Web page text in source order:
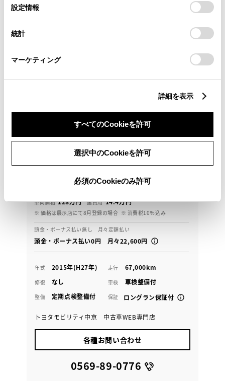
デバイスにすべてのCookie(クッキー)が保存されることに同
意したことになります。Cookie(クッキー)のオプトアウト、
設定の変更、同意を撤回したりするにあたっては、当社の
「Cookie（クッキー）情報の取り扱いについて
」をご覧くだ
設定情報
統計
マーケティング
詳細を表示
すべてのCookieを許可
選択中のCookieを許可
必須のCookieのみ許可
［オンライン商談専門店］全国からのお問合せお待ち
しております。
142.4
車両価格 128万円 諸費用 14.4万円
※ 価格は展示店にて8月登録の場合 ※ 消費税10％込み
頭金・ボーナス払い無し 月々定額払い
頭金・ボーナス払い0円 月々22,600円
年式 2015年(H27年) 走行 67,000km
修復 なし 車検 車検整備付
整備 定期点検整備付 保証 ロングラン保証付
トヨタモビリティ中京 中古車WEB専門店
各種お問い合わせ
0569-89-0776